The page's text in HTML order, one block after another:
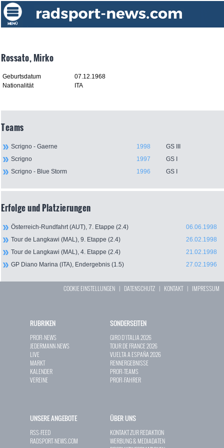
Rossato, Mirko
Geburtsdatum
07.12.1968
Nationalität
ITA
Teams
Scrigno - Gaerne 1998
GS III
Scrigno
1997
GS I
Scrigno - Blue Storm
1996 GS I
Erfolge und Platzierungen
Österreich-Rundfahrt (AUT), 7. Etappe (2.4)
06.06.1998
Tour de Langkawi (MAL), 9. Etappe (2.4)
26.02.1998
Tour de Langkawi (MAL), 4. Etappe (2.4)
21.02.1998
GP Diano Marina (ITA), Endergebnis (1.5)
27.02.1996
COOKIE EINSTELLUNGEN | DATENSCHUTZ | KONTAKT| IMPRESSUM
RUBRIKEN
PROFI-NEWS
JEDERMANN-NEWS
LIVE
MARKT
KALENDER
VEREINE
SONDERSEITEN
GIRO D`ITALIA 2026
TOUR DE FRANCE 2026
VUELTA A ESPAÑA 2026
RENNERGEBNISSE
PROFI-TEAMS
PROFI-FAHRER
UNSERE ANGEBOTE
RSS-FEED
RADSPORT-NEWS.COM
ÜBER UNS
KONTAKT ZUR REDAKTION
WERBUNG & MEDIADATEN